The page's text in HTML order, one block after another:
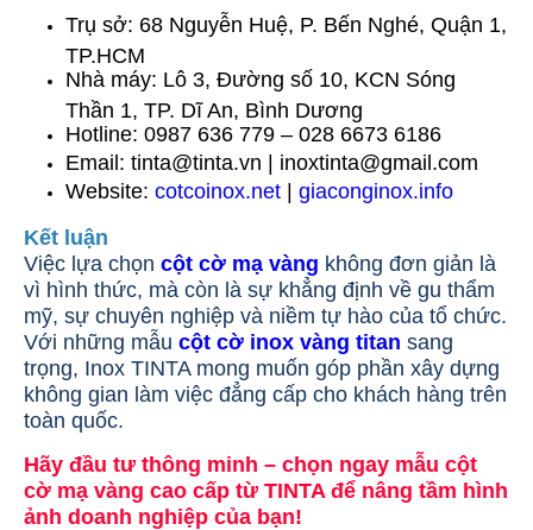
Trụ sở: 68 Nguyễn Huệ, P. Bến Nghé, Quận 1,
TP.HCM
Nhà máy: Lô 3, Đường số 10, KCN Sóng
Thần 1, TP. Dĩ An, Bình Dương
Hotline: 0987 636 779 – 028 6673 6186
Email: tinta@tinta.vn | inoxtinta@gmail.com
Website: cotcoinox.net | giaconginox.info
Kết luận
Việc lựa chọn cột cờ mạ vàng không đơn giản là
vì hình thức, mà còn là sự khẳng định về gu thẩm
mỹ, sự chuyên nghiệp và niềm tự hào của tổ chức.
Với những mẫu cột cờ inox vàng titan sang
trọng, Inox TINTA mong muốn góp phần xây dựng
không gian làm việc đẳng cấp cho khách hàng trên
toàn quốc.
Hãy đầu tư thông minh – chọn ngay mẫu cột
cờ mạ vàng cao cấp từ TINTA để nâng tầm hình
ảnh doanh nghiệp của bạn!